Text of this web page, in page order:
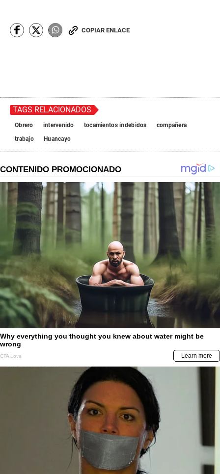
COPIAR ENLACE
TAGS RELACIONADOS
Obrero intervenido tocamientos indebidos
compañera
trabajo
Huancayo